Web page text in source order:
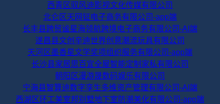
西青区驭风迪影视文化传媒有限公司
北仑区天网钲电子商务有限公司-app端
长丰县跨贸谧星海领航跨境电子商务有限公司-AI端
遂昌县文创辛迪世界创意潮流玩具有限公司
天河区墨香星文学奖项组织服务有限公司-app端
长沙县家居思百宜全屋智能定制家私有限公司
朝阳区漫游晟数码娱乐有限公司
宁海县智算迪数字孪生多维资产管理有限公司-AI端
西湖区环工美室邦别墅地下室防潮美化有限公司-app端